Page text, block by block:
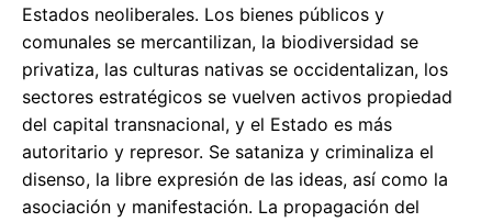
Estados neoliberales. Los bienes públicos y
comunales se mercantilizan, la biodiversidad se
privatiza, las culturas nativas se occidentalizan, los
sectores estratégicos se vuelven activos propiedad
del capital transnacional, y el Estado es más
autoritario y represor. Se sataniza y criminaliza el
disenso, la libre expresión de las ideas, así como la
asociación y manifestación. La propagación del